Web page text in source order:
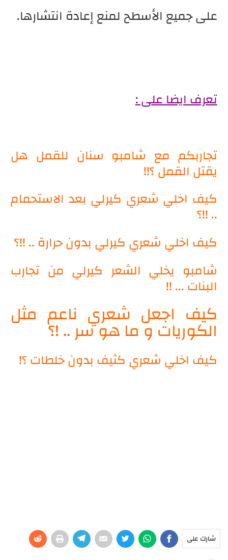
على جميع الأسطح لمنع إعادة انتشارها.
تعرف ايضا على :
تجاربكم مع شامبو سنان للقمل هل
يقتل القمل ؟!!
كيف اخلي شعري كيرلي بعد الاستحمام
.. !!؟
كيف اخلي شعري كيرلي بدون حرارة .. !!؟
شامبو يخلي الشعر كيرلي من تجارب
البنات ... !!
كيف اجعل شعري ناعم مثل
الكوريات و ما هو سر .. !؟
كيف اخلي شعري كثيف بدون خلطات ؟!
شارك على